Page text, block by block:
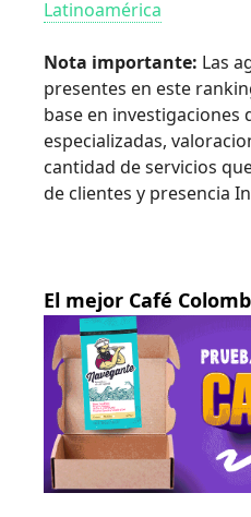
Latinoamérica
Nota importante: Las
presentes en este
base en investigaciones
especializadas,
cantidad de servicios
de clientes y presencia
El mejor Café